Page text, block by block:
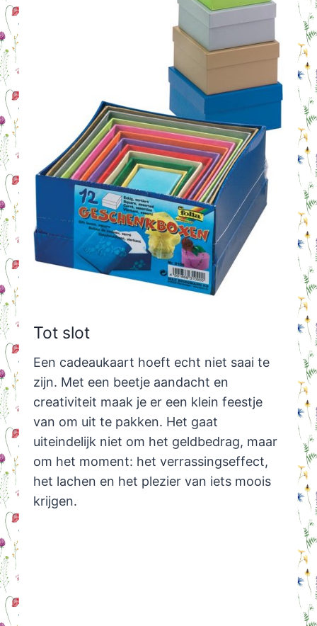
Tot slot
Een cadeaukaart hoeft echt niet saai te
zijn. Met een beetje aandacht en
creativiteit maak je er een klein feestje
van om uit te pakken. Het gaat
uiteindelijk niet om het geldbedrag, maar
om het moment: het verrassingseffect,
het lachen en het plezier van iets moois
krijgen.